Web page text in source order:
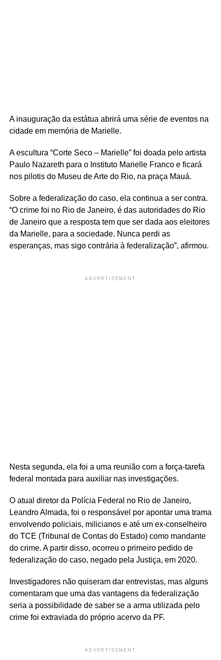
A inauguração da estátua abrirá uma série de eventos na
cidade em memória de Marielle.
A escultura “Corte Seco – Marielle” foi doada pelo artista
Paulo Nazareth para o Instituto Marielle Franco e ficará
nos pilotis do Museu de Arte do Rio, na praça Mauá.
Sobre a federalização do caso, ela continua a ser contra.
“O crime foi no Rio de Janeiro, é das autoridades do Rio
de Janeiro que a resposta tem que ser dada aos eleitores
da Marielle, para a sociedade. Nunca perdi as
esperanças, mas sigo contrária à federalização”, afirmou.
ADVERTISEMENT
Nesta segunda, ela foi a uma reunião com a força-tarefa
federal montada para auxiliar nas investigações.
O atual diretor da Polícia Federal no Rio de Janeiro,
Leandro Almada, foi o responsável por apontar uma trama
envolvendo policiais, milicianos e até um ex-conselheiro
do TCE (Tribunal de Contas do Estado) como mandante
do crime. A partir disso, ocorreu o primeiro pedido de
federalização do caso, negado pela Justiça, em 2020.
Investigadores não quiseram dar entrevistas, mas alguns
comentaram que uma das vantagens da federalização
seria a possibilidade de saber se a arma utilizada pelo
crime foi extraviada do próprio acervo da PF.
ADVERTISEMENT